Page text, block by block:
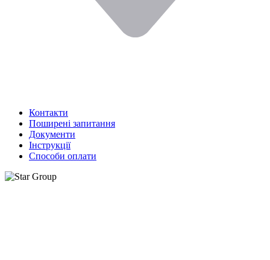
Контакти
Поширені запитання
Документи
Інструкції
Способи оплати